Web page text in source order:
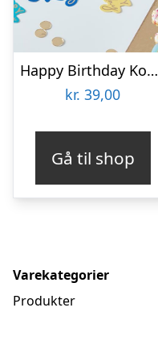
Happy Birthday Konfetti Multifarvet
kr. 39,00
Gå til shop
Varekategorier
Produkter